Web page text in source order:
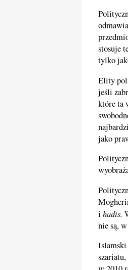
stosuje
tylko
Elity
jeśli
które ta
jako
i hadis.
nie są,
Islamski